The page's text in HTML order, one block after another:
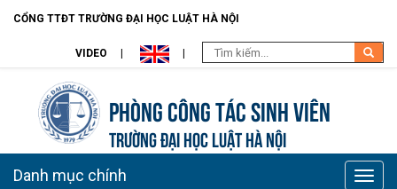
CỔNG TTĐT TRƯỜNG ĐẠI HỌC LUẬT HÀ NỘI
VIDEO
Phòng Công tác sinh viên
TRƯỜNG ĐẠI HỌC LUẬT HÀ NỘI
Toggle
Danh mục chính